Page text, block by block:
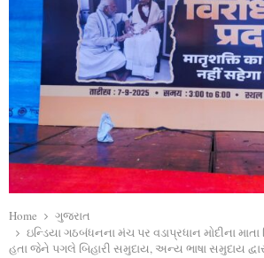
Home
ગુજરાત
ઇન્ડિયા ગઠબંધનના મંચ પર વડાપ્રધાન મોદીના
હતા જેને પગલે બિહારી સમુદાય, અન્ય ભાષા સમુદાય